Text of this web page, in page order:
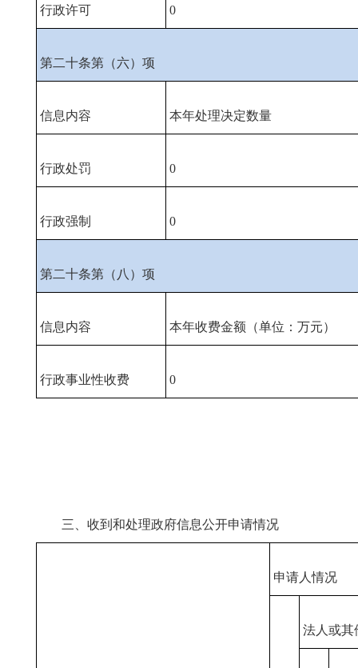
行政许可 0
第二十条第（六）项
信息内容 本年处理决定数量
行政处罚 0
行政强制 0
第二十条第（八）项
信息内容 本年收费金额（单位：万元）
行政事业性收费 0
三、收到和处理政府信息公开申请情况
申请人情况
法人或其